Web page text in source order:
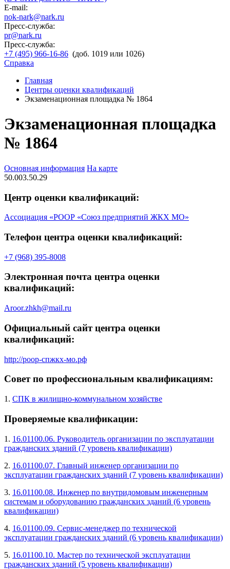
E-mail:
nok-nark@nark.ru
Пресс-служба:
pr@nark.ru
Пресс-служба:
+7 (495) 966-16-86 (доб. 1019 или 1026)
Справка
Главная
Центры оценки квалификаций
Экзаменационная площадка № 1864
Экзаменационная площадка
№ 1864
Основная информация На карте
50.003.50.29
Центр оценки квалификаций:
Ассоциация «РООР «Союз предприятий ЖКХ МО»
Телефон центра оценки квалификаций:
+7 (968) 395-8008
Электронная почта центра оценки
квалификаций:
Aroor.zhkh@mail.ru
Официальный сайт центра оценки
квалификаций:
http://роор-спжкх-мо.рф
Совет по профессиональным квалификациям:
1. СПК в жилищно-коммунальном хозяйстве
Проверяемые квалификации:
1. 16.01100.06. Руководитель организации по эксплуатации
гражданских зданий (7 уровень квалификации)
2. 16.01100.07. Главный инженер организации по
эксплуатации гражданских зданий (7 уровень квалификации)
3. 16.01100.08. Инженер по внутридомовым инженерным
системам и оборудованию гражданских зданий (6 уровень
квалификации)
4. 16.01100.09. Сервис-менеджер по технической
эксплуатации гражданских зданий (6 уровень квалификации)
5. 16.01100.10. Мастер по технической эксплуатации
гражданских зданий (5 уровень квалификации)